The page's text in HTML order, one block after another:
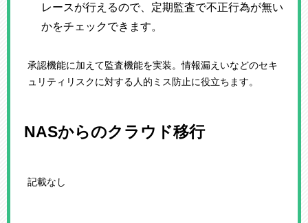
レースが行えるので、定期監査で不正行為が無い
かをチェックできます。
承認機能に加えて監査機能を実装。情報漏えいなどのセキ
ュリティリスクに対する人的ミス防止に役立ちます。
NASからのクラウド移行
記載なし